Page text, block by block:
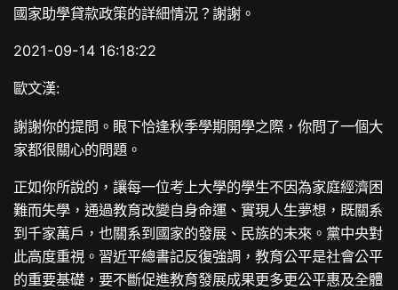
國家助學貸款政策的詳細情況？謝謝。
2021-09-14 16:18:22
歐文漢:
謝謝你的提問。眼下恰逢秋季學期開學之際，你問了一個大
家都很關心的問題。
正如你所說的，讓每一位考上大學的學生不因為家庭經濟困
難而失學，通過教育改變自身命運、實現人生夢想，既關系
到千家萬戶，也關系到國家的發展、民族的未來。黨中央對
此高度重視。習近平總書記反復強調，教育公平是社會公平
的重要基礎，要不斷促進教育發展成果更多更公平惠及全體